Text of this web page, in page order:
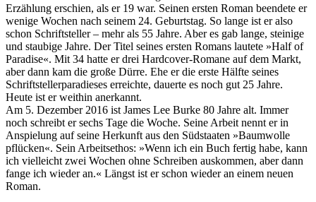
Erzählung erschien, als er 19 war. Seinen ersten Roman beendete er
wenige Wochen nach seinem 24. Geburtstag. So lange ist er also
schon Schriftsteller – mehr als 55 Jahre. Aber es gab lange, steinige
und staubige Jahre. Der Titel seines ersten Romans lautete »Half of
Paradise«. Mit 34 hatte er drei Hardcover-Romane auf dem Markt,
aber dann kam die große Dürre. Ehe er die erste Hälfte seines
Schriftstellerparadieses erreichte, dauerte es noch gut 25 Jahre.
Heute ist er weithin anerkannt.
Am 5. Dezember 2016 ist James Lee Burke 80 Jahre alt. Immer
noch schreibt er sechs Tage die Woche. Seine Arbeit nennt er in
Anspielung auf seine Herkunft aus den Südstaaten »Baumwolle
pflücken«. Sein Arbeitsethos: »Wenn ich ein Buch fertig habe, kann
ich vielleicht zwei Wochen ohne Schreiben auskommen, aber dann
fange ich wieder an.« Längst ist er schon wieder an einem neuen
Roman.